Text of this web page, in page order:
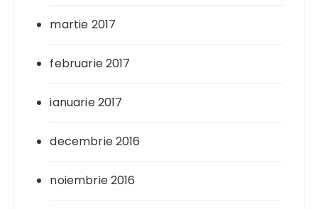
martie 2017
februarie 2017
ianuarie 2017
decembrie 2016
noiembrie 2016